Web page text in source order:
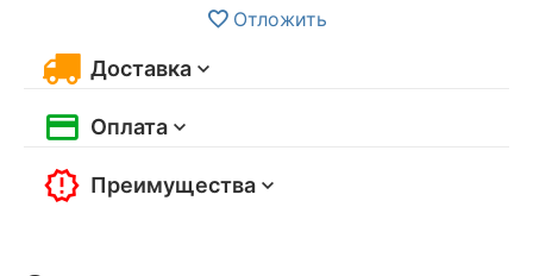
Отложить
Доставка
Оплата
Преимущества